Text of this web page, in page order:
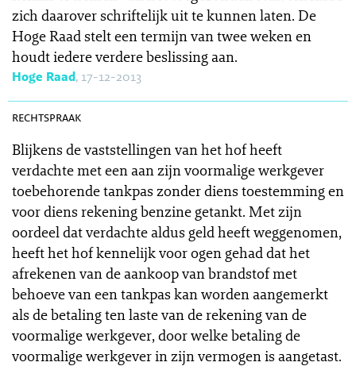
zich daarover schriftelijk uit te kunnen laten. De
Hoge Raad stelt een termijn van twee weken en
houdt iedere verdere beslissing aan.
Hoge Raad, 17-12-2013
rechtspraak
Blijkens de vaststellingen van het hof heeft
verdachte met een aan zijn voormalige werkgever
toebehorende tankpas zonder diens toestemming en
voor diens rekening benzine getankt. Met zijn
oordeel dat verdachte aldus geld heeft weggenomen,
heeft het hof kennelijk voor ogen gehad dat het
afrekenen van de aankoop van brandstof met
behoeve van een tankpas kan worden aangemerkt
als de betaling ten laste van de rekening van de
voormalige werkgever, door welke betaling de
voormalige werkgever in zijn vermogen is aangetast.